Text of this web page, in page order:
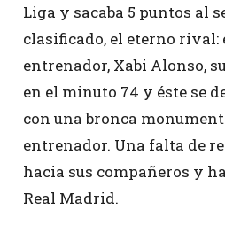
Liga y sacaba 5 puntos al
clasificado, el eterno rival:
entrenador, Xabi Alonso,
en el minuto 74 y éste se
con una bronca
entrenador. Una falta de
hacia sus compañeros y
Real Madrid.